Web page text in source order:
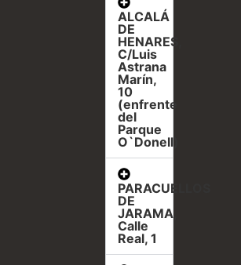
ALCALÁ
DE
HENARES,
C/Luis
Astrana
Marín,
10
(enfrente
del
Parque
O`Donell)
PARACUELLOS
DE
JARAMA,
Calle
Real, 1